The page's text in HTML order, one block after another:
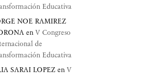
Educativa
NOE RAMIREZ
enV Congreso
de
Educativa
SARAI LOPEZ enV